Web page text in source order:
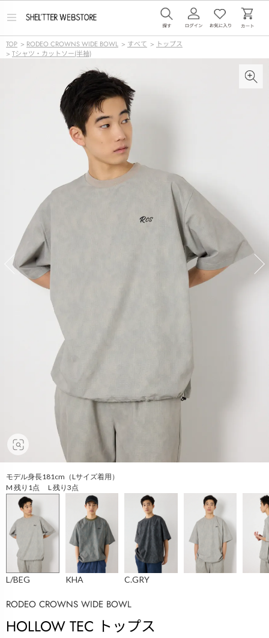
メ
ー
を
TOP > RODEO CROWNS WIDE BOWL > すべて > トップス
> Tシャツ・カットソー(半袖)
モデル身長181cm（Lサイズ着用）
M 残り1点 L 残り3点
L/BEG KHA C.GRY
RODEO CROWNS WIDE BOWL
HOLLOW TEC トップス